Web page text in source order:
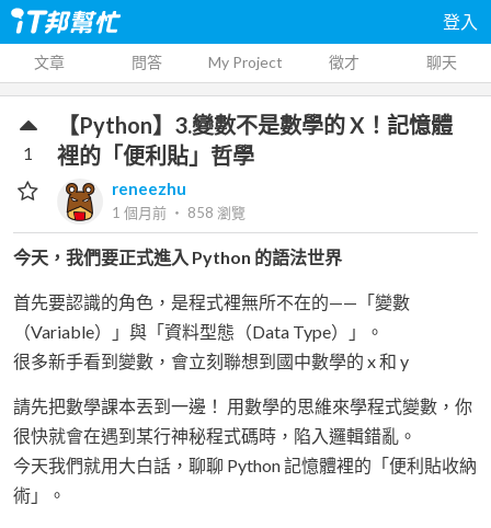
登入
文章 問答 My Project 徵才 聊天
【Python】3.變數不是數學的 X！記憶體
裡的「便利貼」哲學
reneezhu
1 個月前 ‧ 858 瀏覽
1
今天，我們要正式進入 Python 的語法世界
首先要認識的角色，是程式裡無所不在的——「變數
（Variable）」與「資料型態（Data Type）」。
很多新手看到變數，會立刻聯想到國中數學的 x 和 y
請先把數學課本丟到一邊！ 用數學的思維來學程式變數，你
很快就會在遇到某行神秘程式碼時，陷入邏輯錯亂。
今天我們就用大白話，聊聊 Python 記憶體裡的「便利貼收納
術」。